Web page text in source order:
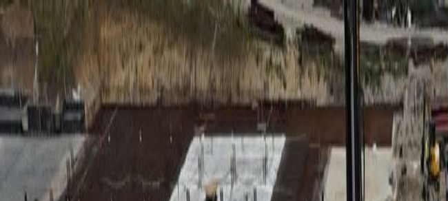
RADIO SOMEȘ
Categorii
EmisiuniPodcastIstoric melodii